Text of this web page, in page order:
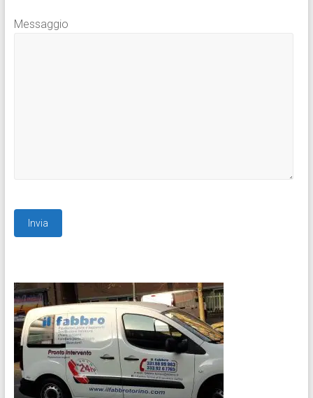
Messaggio